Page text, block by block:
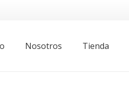
Nosotros Tienda